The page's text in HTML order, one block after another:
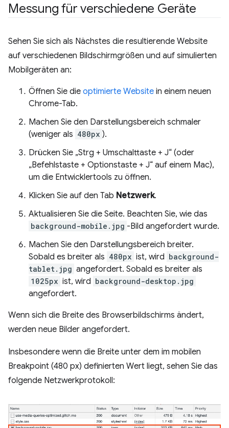
Messung für verschiedene Geräte
Sehen Sie sich als Nächstes die resultierende Website
auf verschiedenen Bildschirmgrößen und auf simulierten
Mobilgeräten an:
Öffnen Sie die optimierte Website in einem neuen
Chrome-Tab.
Machen Sie den Darstellungsbereich schmaler
(weniger als 480px ).
Drücken Sie „Strg + Umschalttaste + J“ (oder
„Befehlstaste + Optionstaste + J“ auf einem Mac),
um die Entwicklertools zu öffnen.
Klicken Sie auf den Tab Netzwerk.
Aktualisieren Sie die Seite. Beachten Sie, wie das
background-mobile.jpg -Bild angefordert wurde.
Machen Sie den Darstellungsbereich breiter.
Sobald es breiter als 480px ist, wird background-
tablet.jpg angefordert. Sobald es breiter als
1025px ist, wird background-desktop.jpg
angefordert.
Wenn sich die Breite des Browserbildschirms ändert,
werden neue Bilder angefordert.
Insbesondere wenn die Breite unter dem im mobilen
Breakpoint (480 px) definierten Wert liegt, sehen Sie das
folgende Netzwerkprotokoll: